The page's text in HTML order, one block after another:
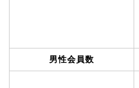
男性会員数